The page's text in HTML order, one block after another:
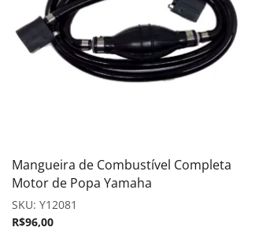
Mangueira de Combustível Completa
Motor de Popa Yamaha
SKU: Y12081
R$96,00